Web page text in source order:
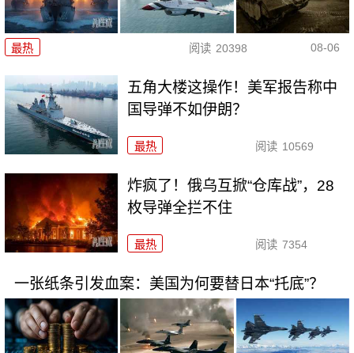
最热 阅读 20398 08-06
五角大楼这操作！美军报告称中
国导弹不如伊朗？
最热 阅读 10569
炸疯了！俄乌互掀“仓库战”，28
枚导弹全拦不住
最热 阅读 7354
一张纸条引发血案：美国为何要替日本“托底”？